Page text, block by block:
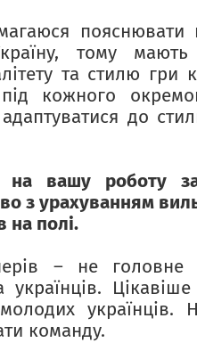
пояснювати
тому мають
та стилю
під кожного
до
вашу роботу
з урахуванням
на полі.
– не головне
українців.
українців.
команду.